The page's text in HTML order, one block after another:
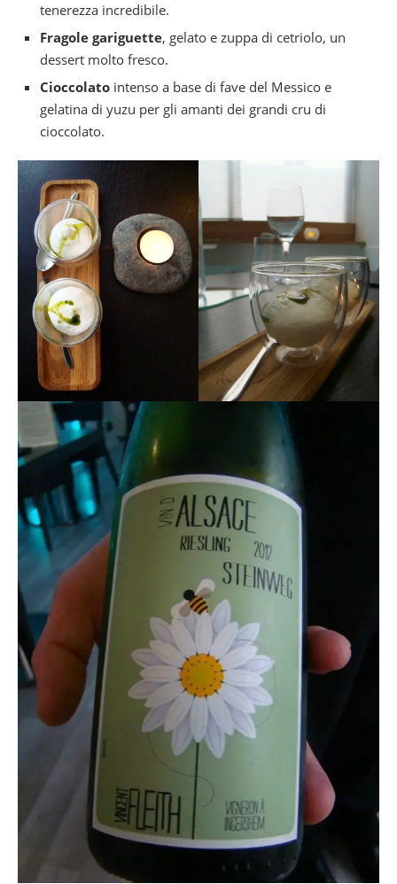
tenerezza incredibile.
Fragole gariguette, gelato e zuppa di cetriolo, un
dessert molto fresco.
Cioccolato intenso a base di fave del Messico e
gelatina di yuzu per gli amanti dei grandi cru di
cioccolato.